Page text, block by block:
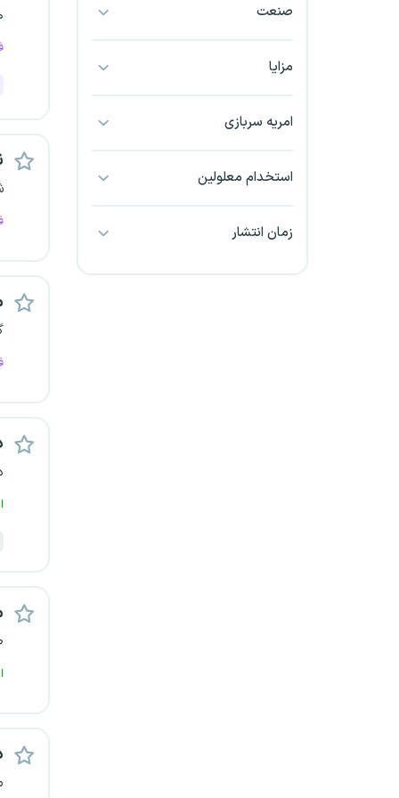
بجنورد
خراسان جنوبی
صنعت
مزایا
امریه سربازی
استخدام معلولین
زمان انتشار